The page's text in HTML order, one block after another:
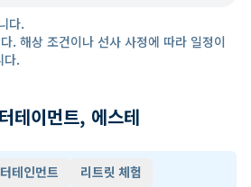
다.
. 해상 조건이나 선사 사정에 따라 일정이
다.
테이먼트, 에스테
테인먼트
리트릿 체험